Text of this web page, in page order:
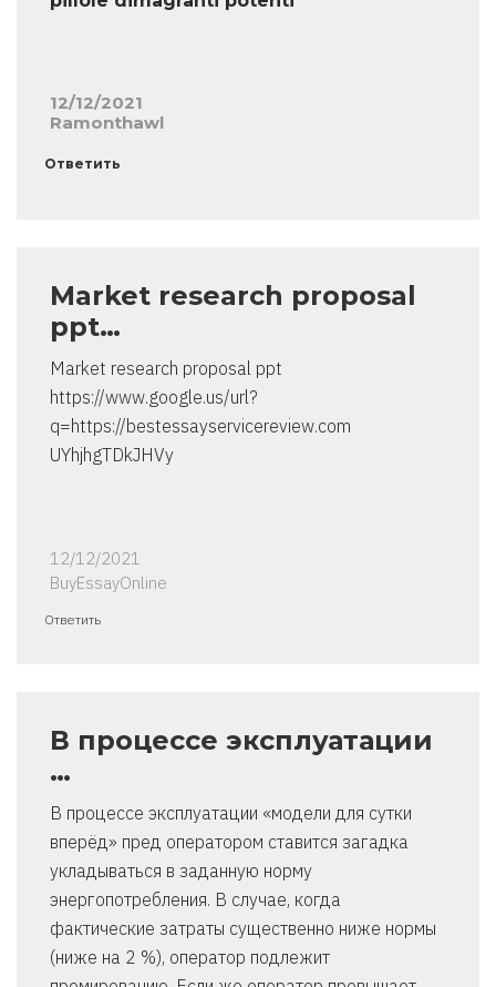
12/12/2021
Ramonthawl
Ответить
Market research proposal
ppt…
Market research proposal ppt
https://www.google.us/url?
q=https://bestessayservicereview.com
UYhjhgTDkJHVy
12/12/2021
BuyEssayOnline
Ответить
В процессе эксплуатации
…
В процессе эксплуатации «модели для сутки
вперёд» пред оператором ставится загадка
укладываться в заданную норму
энергопотребления. В случае, когда
фактические затраты существенно ниже нормы
(ниже на 2 %), оператор подлежит